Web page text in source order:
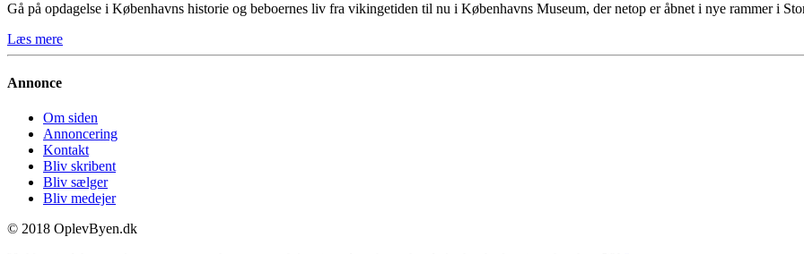
Gå på opdagelse i Københavns historie og beboernes liv fra vikingetiden til nu i Københavns Museum, der netop er åbnet i nye rammer i
Læs mere
Annonce
Om siden
Annoncering
Kontakt
Bliv skribent
Bliv sælger
Bliv medejer
© 2018 OplevByen.dk